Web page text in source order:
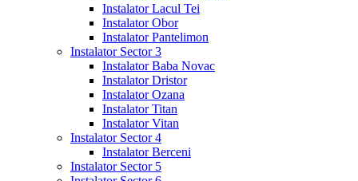
Instalator Lacul Tei
Instalator Obor
Instalator Pantelimon
Instalator Sector 3
Instalator Baba Novac
Instalator Dristor
Instalator Ozana
Instalator Titan
Instalator Vitan
Instalator Sector 4
Instalator Berceni
Instalator Sector 5